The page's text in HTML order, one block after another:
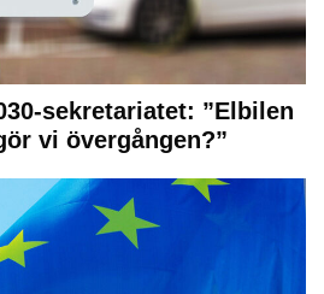
sekretariatet: ”Elbilen
vi övergången?”